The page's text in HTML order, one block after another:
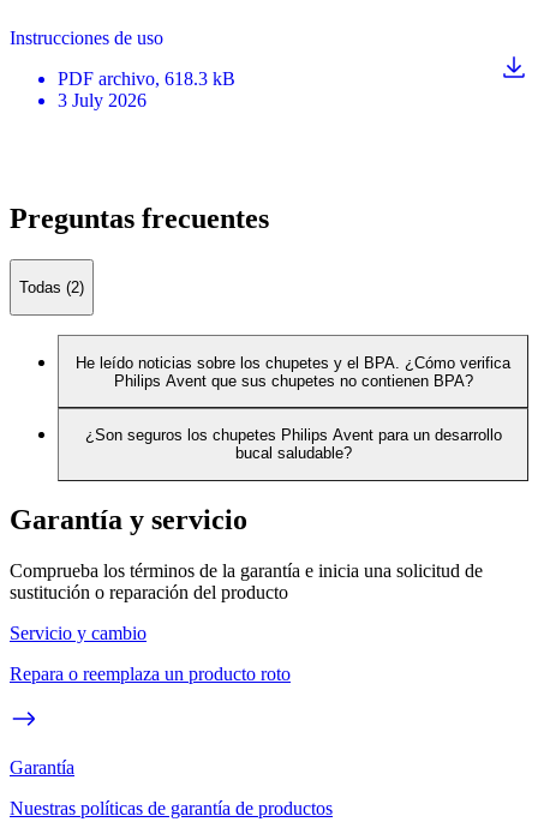
Instrucciones de uso
PDF archivo, 618.3 kB
3 July 2026
Preguntas frecuentes
Todas (2)
He leído noticias sobre los chupetes y el BPA. ¿Cómo verifica
Philips Avent que sus chupetes no contienen BPA?
¿Son seguros los chupetes Philips Avent para un desarrollo
bucal saludable?
Garantía y servicio
Comprueba los términos de la garantía e inicia una solicitud de
sustitución o reparación del producto
Servicio y cambio
Repara o reemplaza un producto roto
Garantía
Nuestras políticas de garantía de productos